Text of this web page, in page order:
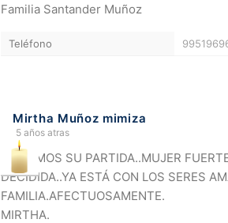
Familia Santander Muñoz
Teléfono
Mirtha Muñoz mimiza
5 años atras
SENTIMOS SU PARTIDA..MUJER
DECIDIDA..YA ESTÁ CON LOS SERES
FAMILIA.AFECTUOSAMENTE.
MIRTHA.